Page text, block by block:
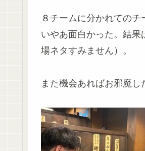
８チームに分かれての
いやあ面白かった。結
場ネタすみません）。
また機会あればお邪魔